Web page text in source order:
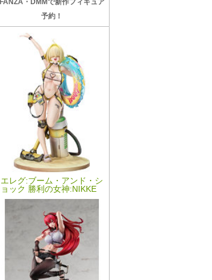
FANZA・DMMで新作フィギュア
予約！
エレグ:ブーム・アンド・シ
ョック 勝利の女神:NIKKE